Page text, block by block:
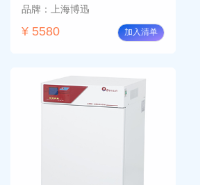
品牌：上海博迅
¥ 5580 加入清单